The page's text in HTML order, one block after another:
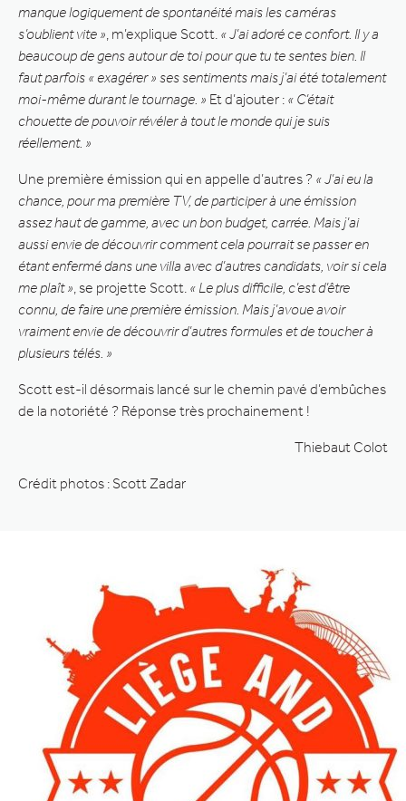
manque logiquement de spontanéité mais les caméras
s’oublient vite » , m’explique Scott. « J’ai adoré ce confort. Il y a
beaucoup de gens autour de toi pour que tu te sentes bien. Il
faut parfois « exagérer » ses sentiments mais j’ai été totalement
moi-même durant le tournage. » Et d’ajouter : « C’était
chouette de pouvoir révéler à tout le monde qui je suis
réellement. »
Une première émission qui en appelle d’autres ? « J’ai eu la
chance, pour ma première TV, de participer à une émission
assez haut de gamme, avec un bon budget, carrée. Mais j’ai
aussi envie de découvrir comment cela pourrait se passer en
étant enfermé dans une villa avec d’autres candidats, voir si cela
me plaît » , se projette Scott. « Le plus difficile, c’est d’être
connu, de faire une première émission. Mais j’avoue avoir
vraiment envie de découvrir d’autres formules et de toucher à
plusieurs télés. »
Scott est-il désormais lancé sur le chemin pavé d’embûches
de la notoriété ? Réponse très prochainement !
Thiebaut Colot
Crédit photos : Scott Zadar